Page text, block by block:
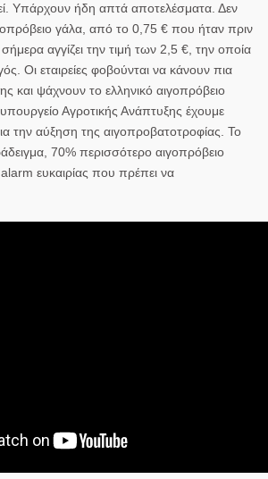
Υπάρχουν ήδη απτά αποτελέσματα. Δεν
γάλα, από το 0,75 € που ήταν πριν
αγγίζει την τιμή των 2,5 €, την οποία
Οι εταιρείες φοβούνται να κάνουν πια
και ψάχνουν το ελληνικό αιγοπρόβειο
Αγροτικής Ανάπτυξης έχουμε
την αύξηση της αιγοπροβατοτροφίας. Το
70% περισσότερο αιγοπρόβειο
alarm ευκαιρίας που πρέπει να